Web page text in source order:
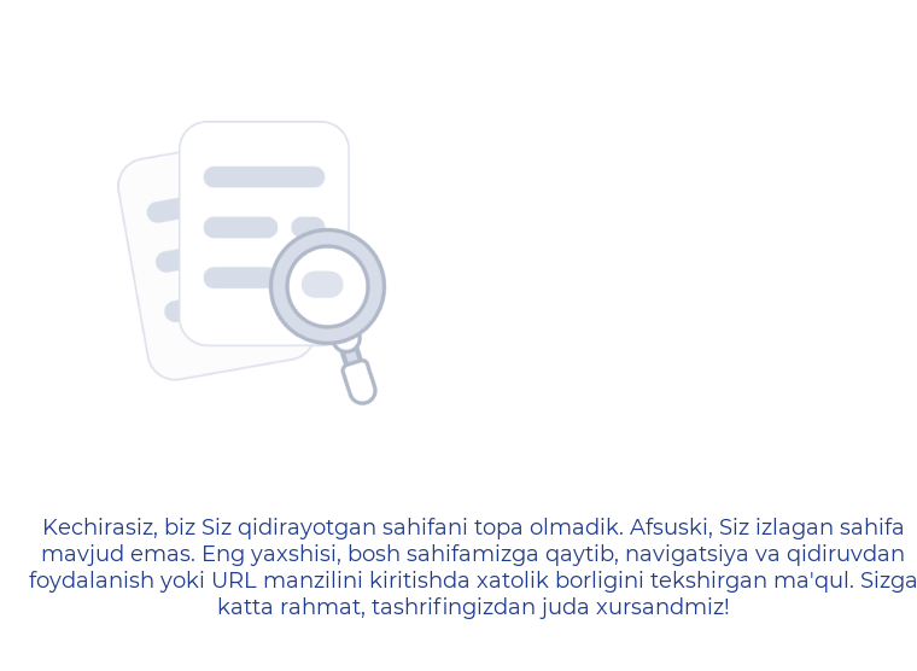
404 — Страница не найдена
Kechirasiz, biz Siz qidirayotgan sahifani topa olmadik. Afsuski, Siz izlagan sahifa
mavjud emas. Eng yaxshisi, bosh sahifamizga qaytib, navigatsiya va qidiruvdan
foydalanish yoki URL manzilini kiritishda xatolik borligini tekshirgan ma'qul. Sizga
katta rahmat, tashrifingizdan juda xursandmiz!